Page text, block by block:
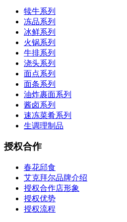
犊牛系列
冻品系列
冰鲜系列
火锅系列
牛排系列
浇头系列
面点系列
面条系列
油炸裹面系列
酱卤系列
速冻菜肴系列
生调理制品
授权合作
春花邱食
艾克拜尔品牌介绍
授权合作店形象
授权优势
授权流程